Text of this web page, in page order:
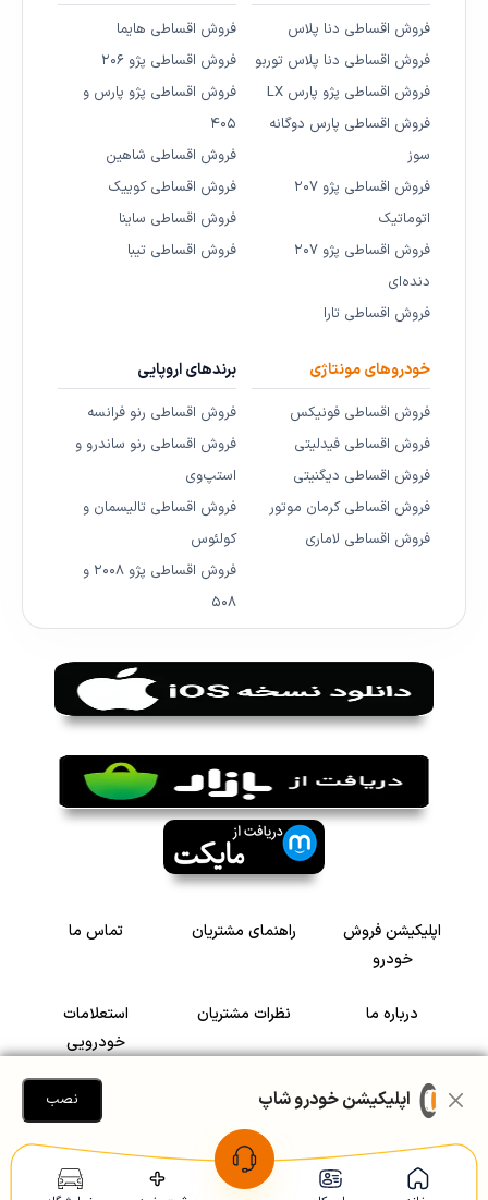
فروش اقساطی دنا پلاس
فروش اقساطی دنا پلاس توربو
فروش اقساطی پژو پارس LX
فروش اقساطی پارس دوگانه
سوز
فروش اقساطی پژو ۲۰۷
اتوماتیک
فروش اقساطی پژو ۲۰۷
دنده‌ای
فروش اقساطی تارا
فروش اقساطی هایما
فروش اقساطی پژو ۲۰۶
فروش اقساطی پژو پارس و
۴۰۵
فروش اقساطی شاهین
فروش اقساطی کوییک
فروش اقساطی ساینا
فروش اقساطی تیبا
خودروهای مونتاژی
فروش اقساطی فونیکس
فروش اقساطی فیدلیتی
فروش اقساطی دیگنیتی
فروش اقساطی کرمان موتور
فروش اقساطی لاماری
برندهای اروپایی
فروش اقساطی رنو فرانسه
فروش اقساطی رنو ساندرو و
استپ‌وی
فروش اقساطی تالیسمان و
کولئوس
فروش اقساطی پژو ۲۰۰۸ و
۵۰۸
اپلیکیشن فروش
خودرو
راهنمای مشتریان تماس ما
درباره ما نظرات مشتریان
استعلامات
خودرویی
سرمایه گذاری در
رضایت مشتریاناپلیکیشن خودرو شاپ نصب